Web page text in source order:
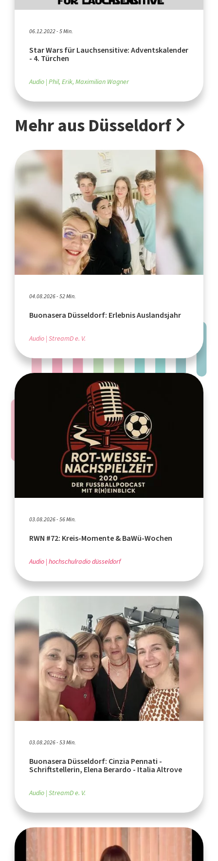
06.12.2022 - 5 Min.
Star Wars für Lauchsensitive: Adventskalender
- 4. Türchen
Audio Phil, Erik, Maximilian Wagner
Mehr aus Düsseldorf
04.08.2026 - 52 Min.
Buonasera Düsseldorf: Erlebnis Auslandsjahr
Audio StreamD e. V.
03.08.2026 - 56 Min.
RWN #72: Kreis-Momente & BaWü-Wochen
Audio hochschulradio düsseldorf
03.08.2026 - 53 Min.
Buonasera Düsseldorf: Cinzia Pennati -
Schriftstellerin, Elena Berardo - Italia Altrove
Audio StreamD e. V.